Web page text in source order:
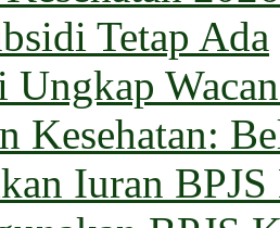
Tetap Ada
Kesehatan:
Iuran